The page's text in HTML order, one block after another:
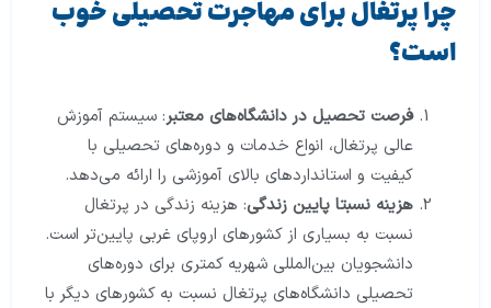
چرا پرتغال برای مهاجرت تحصیلی خوب
است؟
فرصت تحصیل در دانشگاه‌های معتبر: سیستم آموزش
عالی پرتغال، انواع خدمات و دوره‌های تحصیلی با
کیفیت و استانداردهای بالای آموزشی را ارائه می‌دهد.
هزینه نسبتا پایین زندگی: هزینه زندگی در پرتغال
نسبت به بسیاری از کشورهای اروپای غربی پایین‌تر است.
دانشجویان بین‌المللی شهریه کمتری برای دوره‌های
تحصیلی دانشگاه‌های پرتغال نسبت به کشورهای دیگر با